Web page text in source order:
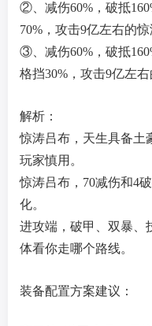
②、减伤60%，破抵
70%，攻击9亿左右的惊
③、减伤60%，破抵
格挡30%，攻击9亿左右
解析：
惊涛吕布，天生具备土
玩家慎用。
惊涛吕布，70减伤和4
化。
进攻端，破甲、双暴、
体看你走哪个路线。
装备配置方案建议：